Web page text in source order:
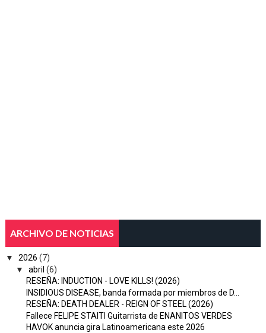
ARCHIVO DE NOTICIAS
▼ 2026 (7)
▼
abril (6)
RESEÑA: INDUCTION - LOVE KILLS! (2026)
INSIDIOUS DISEASE, banda formada por miembros de D...
RESEÑA: DEATH DEALER - REIGN OF STEEL (2026)
Fallece FELIPE STAITI Guitarrista de ENANITOS VERDES
HAVOK anuncia gira Latinoamericana este 2026